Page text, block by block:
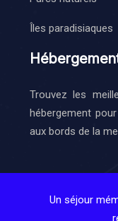
Îles paradisiaques
Trouvez les
hébergement
aux bords de la
Un séjour